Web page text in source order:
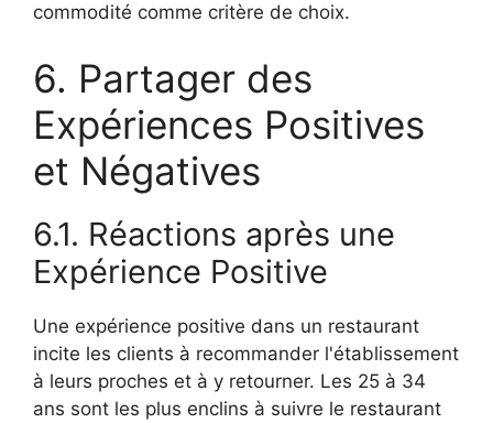
commodité comme critère de choix.
6. Partager des
Expériences Positives
et Négatives
6.1. Réactions après une
Expérience Positive
Une expérience positive dans un restaurant
incite les clients à recommander l'établissement
à leurs proches et à y retourner. Les 25 à 34
ans sont les plus enclins à suivre le restaurant